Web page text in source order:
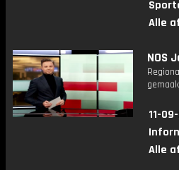
Alle
NOS
11-
Alle